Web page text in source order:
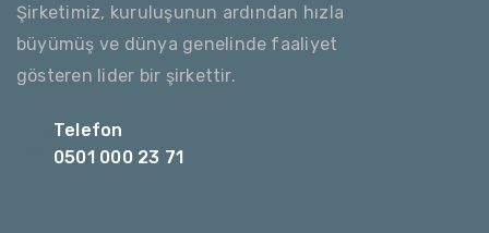
Şirketimiz, kuruluşunun ardından hızla
büyümüş ve dünya genelinde faaliyet
gösteren lider bir şirkettir.
Telefon
0501 000 23 71